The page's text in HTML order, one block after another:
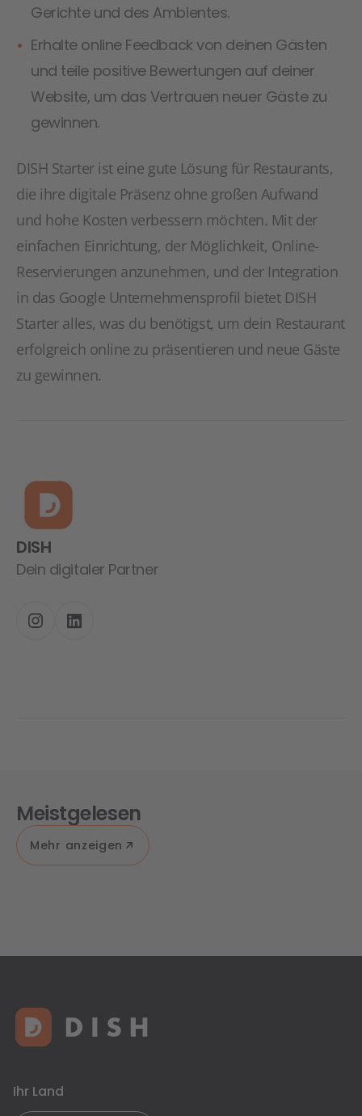
Gerichte und des Ambientes.
Erhalte online Feedback von deinen Gästen
und teile positive Bewertungen auf deiner
Website, um das Vertrauen neuer Gäste zu
gewinnen.
DISH Starter ist eine gute Lösung für Restaurants,
die ihre digitale Präsenz ohne großen Aufwand
und hohe Kosten verbessern möchten. Mit der
einfachen Einrichtung, der Möglichkeit, Online-
Reservierungen anzunehmen, und der Integration
in das Google Unternehmensprofil bietet DISH
Starter alles, was du benötigst, um dein Restaurant
erfolgreich online zu präsentieren und neue Gäste
zu gewinnen.
DISH
Dein digitaler Partner
Meistgelesen
Mehr anzeigen
Ihr Land